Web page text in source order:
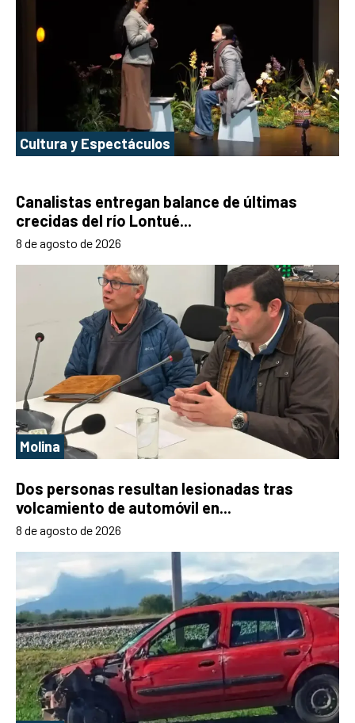
Cultura y Espectáculos
Canalistas entregan balance de últimas
crecidas del río Lontué...
8 de agosto de 2026
Molina
Dos personas resultan lesionadas tras
volcamiento de automóvil en...
8 de agosto de 2026